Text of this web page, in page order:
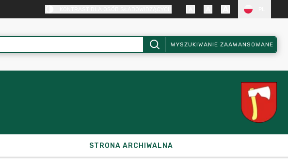
WYSZUKIWANIE ZAAWANSOWANE
STRONA ARCHIWALNA